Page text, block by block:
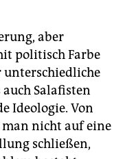
aber
politisch Farbe
unterschiedliche
Salafisten
Ideologie. Von
man nicht auf eine
schließen,